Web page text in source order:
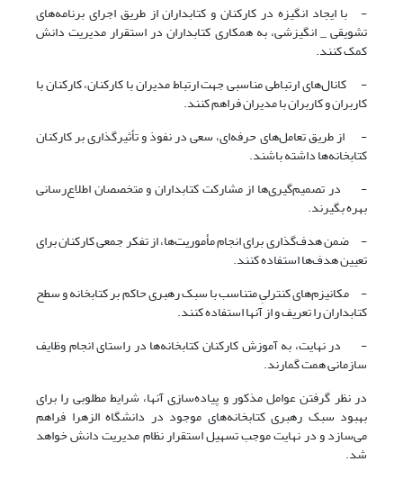
- با ایجاد انگیزه در کارکنان و کتابداران از طریق اجرای برنامه‌های
تشویقی _ انگیزشی، به همکاری کتابداران در استقرار مدیریت دانش
کمک کنند.
- کانال‌های ارتباطی مناسبی جهت ارتباط مدیران با کارکنان، کارکنان با
کاربران و کاربران با مدیران فراهم کنند.
- از طریق تعامل‌های حرفه‌ای، سعی در نفوذ و تأثیرگذاری بر کارکنان
کتابخانه‌ها داشته باشند.
- در تصمیم‌گیری‌ها از مشارکت کتابداران و متخصصان اطلاع‌رسانی
بهره بگیرند.
- ضمن هدف‌گذاری برای انجام مأموریت‌ها، از تفکر جمعی کارکنان برای
تعیین هدف‌ها استفاده کنند.
- مکانیزم‌های کنترلیِ متناسب با سبک رهبری حاکم بر کتابخانه و سطح
کتابداران را تعریف و از آنها استفاده کنند.
- در نهایت، به آموزش کارکنان کتابخانه‌ها در راستای انجام وظایف
سازمانی همت گمارند.
در نظر گرفتن عوامل مذکور و پیاده‌سازی آنها، شرایط مطلوبی را برای
بهبود سبک رهبری کتابخانه‌های موجود در دانشگاه الزهرا فراهم
می‌سازد و در نهایت موجب تسهیل استقرار نظام مدیریت دانش خواهد
شد.